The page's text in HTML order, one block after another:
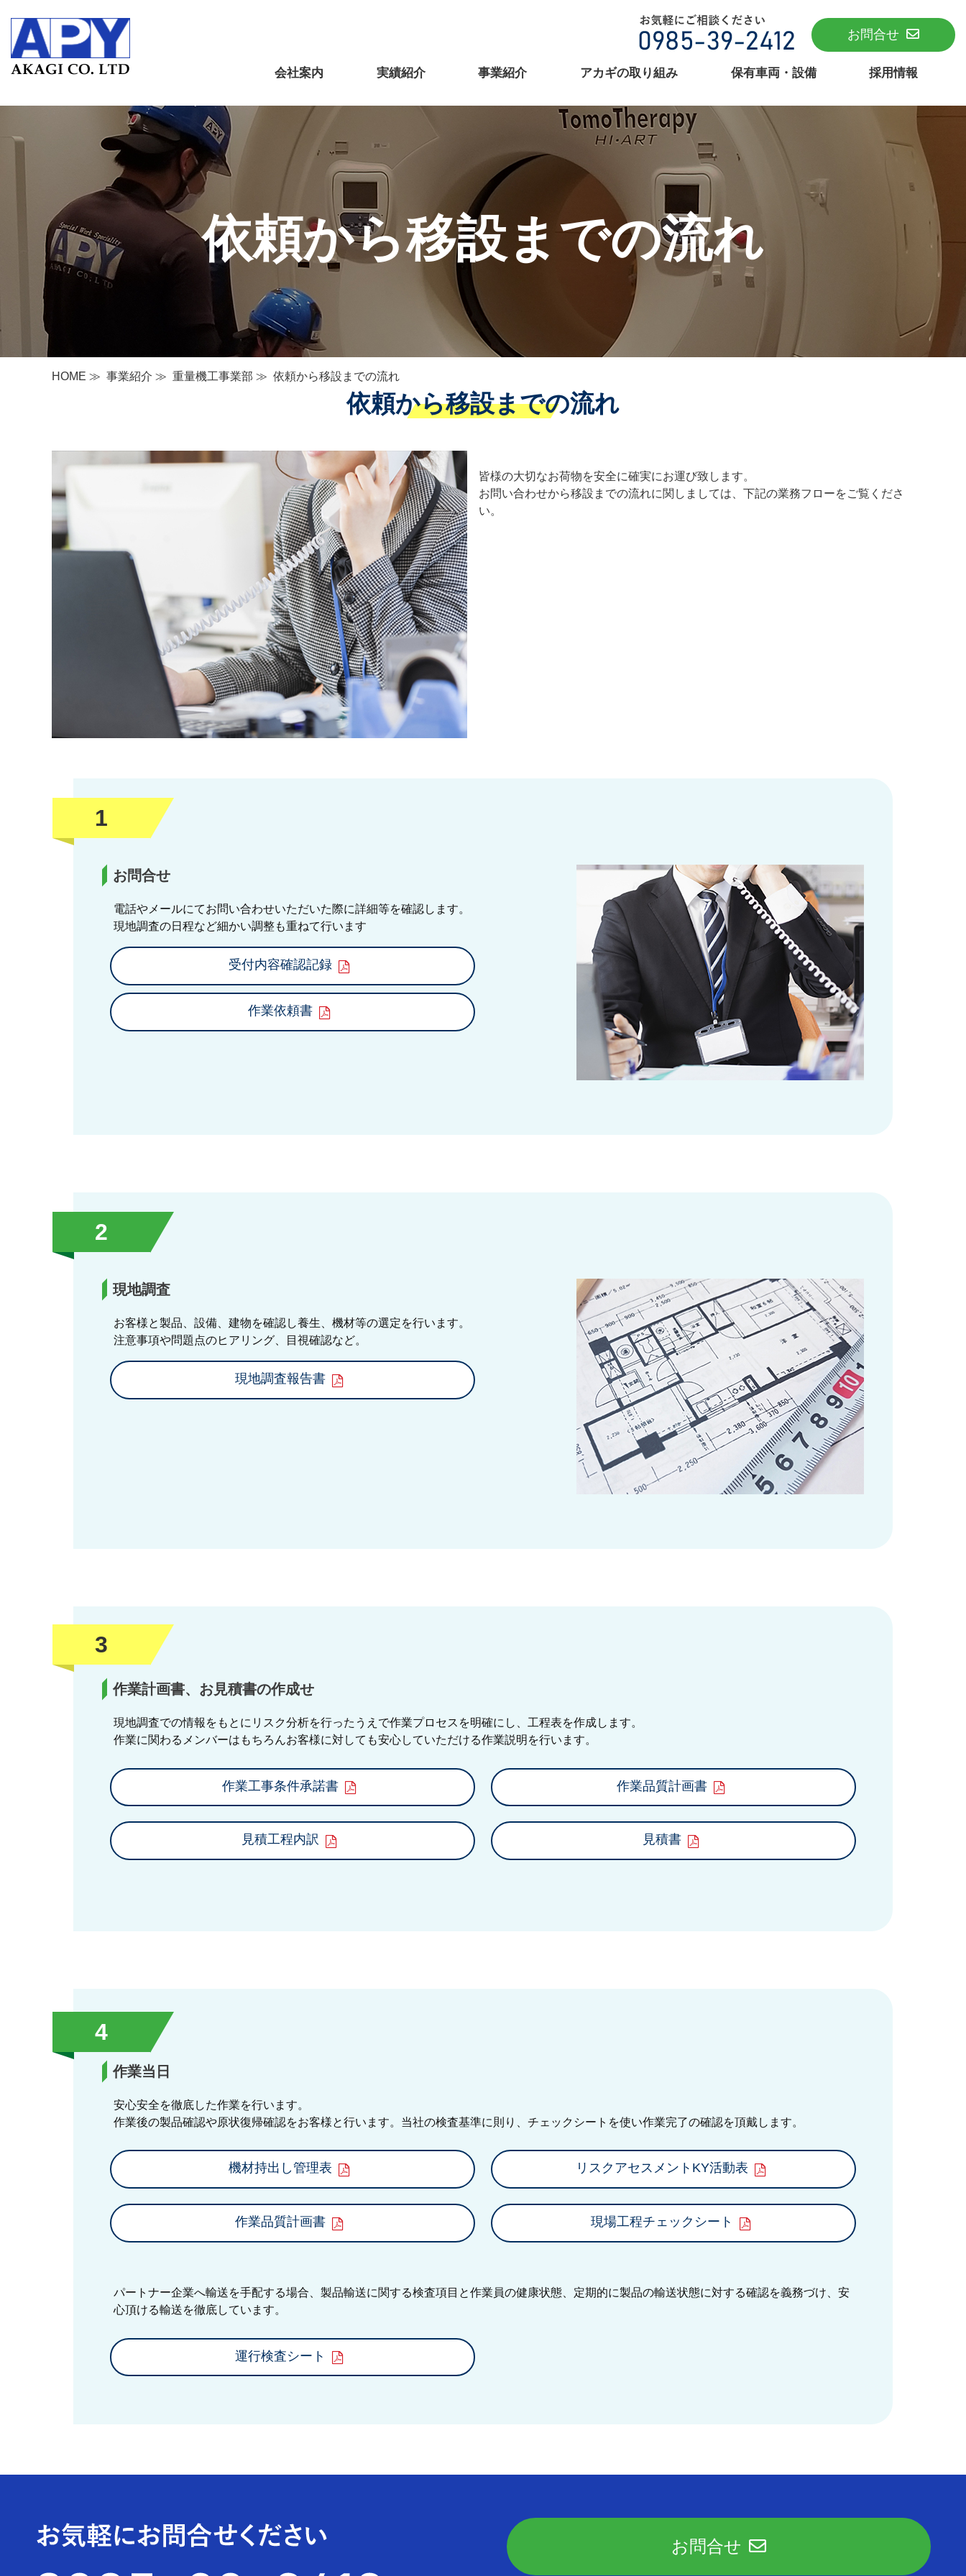
お問合せ
会社案内 実績紹介 事業紹介 アカギの取り組み 保有車両・設備 採用情報
依頼から移設までの流れ
HOME ≫ 事業紹介 ≫ 重量機工事業部 ≫ 依頼から移設までの流れ
依頼から移設までの流れ
皆様の大切なお荷物を安全に確実にお運び致します。
お問い合わせから移設までの流れに関しましては、下記の業務フローをご覧くださ
い。
1
お問合せ
電話やメールにてお問い合わせいただいた際に詳細等を確認します。
現地調査の日程など細かい調整も重ねて行います
受付内容確認記録
作業依頼書
2
現地調査
お客様と製品、設備、建物を確認し養生、機材等の選定を行います。
注意事項や問題点のヒアリング、目視確認など。
現地調査報告書
3
作業計画書、お見積書の作成せ
現地調査での情報をもとにリスク分析を行ったうえで作業プロセスを明確にし、工程表を作成します。
作業に関わるメンバーはもちろんお客様に対しても安心していただける作業説明を行います。
作業工事条件承諾書 作業品質計画書
見積工程内訳 見積書
4
作業当日
安心安全を徹底した作業を行います。
作業後の製品確認や原状復帰確認をお客様と行います。当社の検査基準に則り、チェックシートを使い作業完了の確認を頂戴します。
機材持出し管理表 リスクアセスメントKY活動表
作業品質計画書 現場工程チェックシート
パートナー企業へ輸送を手配する場合、製品輸送に関する検査項目と作業員の健康状態、定期的に製品の輸送状態に対する確認を義務づけ、安
心頂ける輸送を徹底しています。
運行検査シート
お問合せ